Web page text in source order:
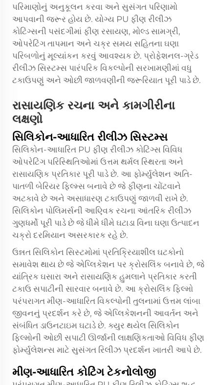
પરિમાણોનું અનુકૂલન કરવા અને સુસંગત પરિણામો
આપવાની જરૂર હોય છે. યોગ્ય PU ફીણ રીલીઝ
કોટિંગ્સની પસંદગીમાં ફીણ રસાયણ, મોલ્ડ સામગ્રી,
ઓપરેટિંગ તાપમાન અને ચક્ર સમય સહિતના ઘણા
પરિબળોનું મૂલ્યાંકન કરવું આવશ્યક છે. પ્રોફેશનલ-ગ્રેડ
રીલીઝ સિસ્ટમ્સ પારંપરિક વિકલ્પોની સરખામણીમાં વધુ
ટકાઉપણું અને ઓછી જાળવણીની જરૂરિયાત પૂરી પાડે છે.
રાસાયણિક રચના અને કામગીરીના
લક્ષણો
સિલિકોન-આધારિત રીલીઝ સિસ્ટમ્સ
સિલિકોન-આધારિત PU ફીણ રીલીઝ કોટિંગ્સ વિવિધ
ઓપરેટિંગ પરિસ્થિતિઓમાં ઉત્તમ થર્મલ સ્થિરતા અને
રાસાયણિક પ્રતિકાર પૂરી પાડે છે. આ ફોર્મ્યુલેશન અતિ-
પાતળી બેરિયર ફિલ્મ્સ બનાવે છે જે ફીણના ચોંટવાને
અટકાવે છે અને અસાધારણ ટકાઉપણું જાળવી રાખે છે.
સિલિકોન પોલિમર્સની આણ્વિક રચના આંતરિક રીલીઝ
ગુણધર્મો પૂરી પાડે છે જે ધીમે ધીમે ઘટાડા વિના ઘણા ઉત્પાદન
ચક્રો દરમિયાન અસરકારક રહે છે.
ઉન્નત સિલિકોન સિસ્ટમોમાં પ્રતિક્રિયાશીલ ઘટકોનો
સમાવેશ થાય છે જે એપ્લિકેશન પર ક્રોસલિંક બનાવે છે, જે
યાંત્રિક ઘસારા અને રાસાયણિક હુમલાને પ્રતિકાર કરતી
ટકાઉ સપાટીની સારવાર બનાવે છે. આ ક્રોસલિંક ફિલ્મો
પરંપરાગત મીણ-આધારિત વિકલ્પોની તુલનામાં ઉત્તમ લાંબા
જીવનનું પ્રદર્શન કરે છે, જે એપ્લિકેશનની આવર્તન અને
સંબંધિત ડાઉનટાઇમ ઘટાડે છે. ક્યુર થયેલ સિલિકોન
ફિલ્મોની ઓછી સપાટી ઊર્જાની લાક્ષણિકતાઓ વિવિધ ફીણ
ફોર્મ્યુલેશન્સ માટે સુસંગત રિલીઝ પ્રદર્શન ખાતરી આપે છે.
મીણ-આધારિત કોટિંગ ટેકનોલોજી